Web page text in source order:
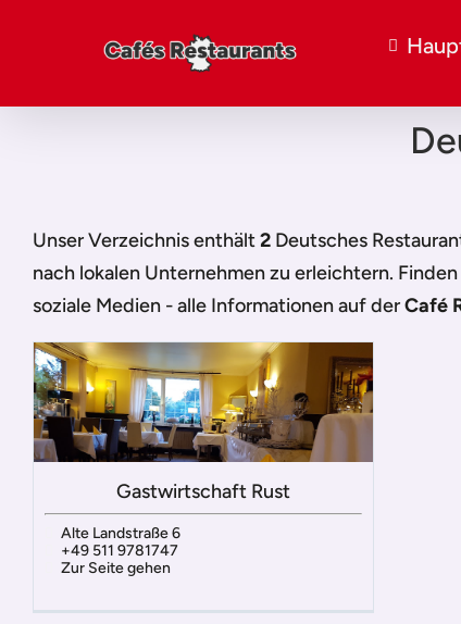
Unser Verzeichnis enthält2 Deutsches
nach lokalen Unternehmen zu erleichtern. Finden
soziale Medien - alle Informationen auf derCafé
Gastwirtschaft Rust
Alte Landstraße 6
+49 511 9781747
Zur Seite gehen